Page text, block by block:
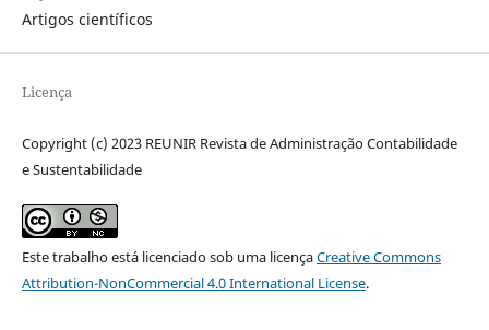
Artigos científicos
Licença
Copyright (c) 2023 REUNIR Revista de Administração Contabilidade
e Sustentabilidade
Este trabalho está licenciado sob uma licençaCreative Commons
Attribution-NonCommercial 4.0 International License.